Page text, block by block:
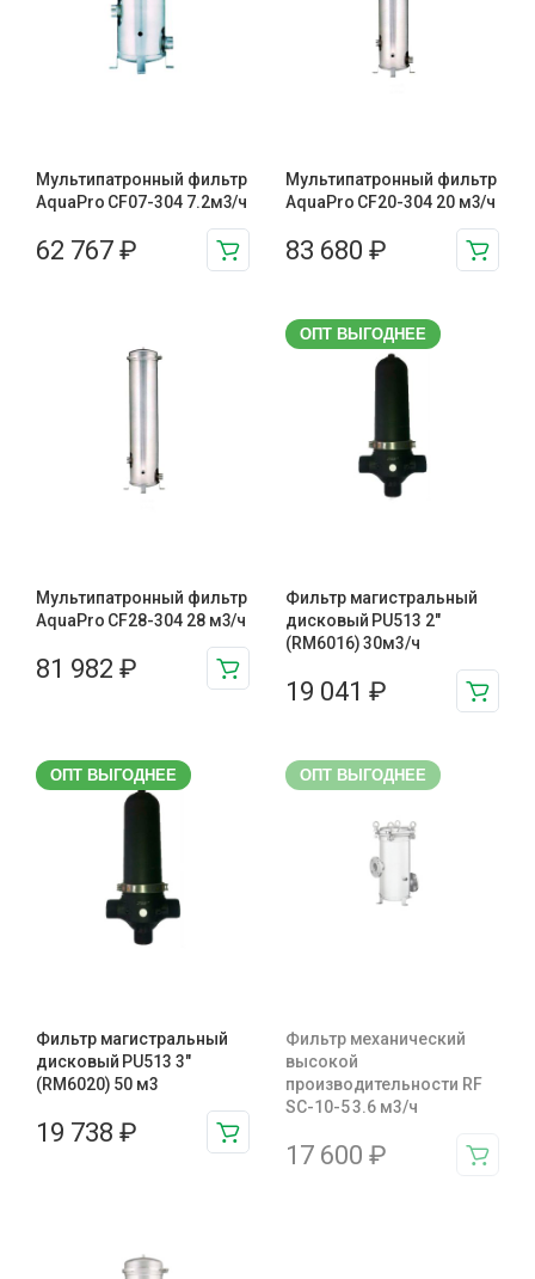
Мультипатронный фильтр
AquaPro CF07-304 7.2м3/ч
62 767 ₽
Мультипатронный фильтр
AquaPro CF20-304 20 м3/ч
83 680 ₽
Мультипатронный фильтр
AquaPro CF28-304 28 м3/ч
81 982 ₽
ОПТ ВЫГОДНЕЕ
Фильтр магистральный
дисковый PU513 2"
(RM6016) 30м3/ч
19 041 ₽
ОПТ ВЫГОДНЕЕ
Фильтр магистральный
дисковый PU513 3″
(RM6020) 50 м3
19 738 ₽
ОПТ ВЫГОДНЕЕ
Фильтр механический
высокой
производительности RF
SC-10-5 3.6 м3/ч
17 600 ₽